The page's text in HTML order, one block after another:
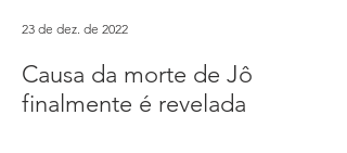
Causa da morte de Jô
finalmente é revelada
23 de dez. de 2022